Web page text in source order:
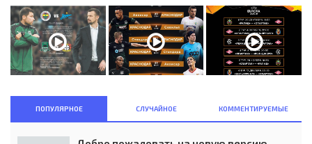
ПОПУЛЯРНОЕ СЛУЧАЙНОЕ КОММЕНТИРУЕМЫЕ